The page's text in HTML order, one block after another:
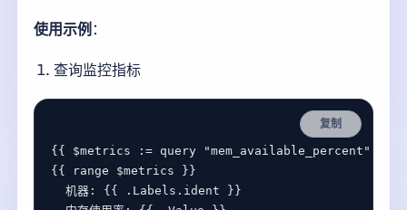
使用示例：
查询监控指标
复制
{{ $metrics := query "mem_available_percent"
{{
range $metrics
机器 : {{ . Labels . ident